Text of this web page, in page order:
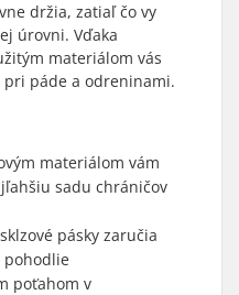
držia, zatiaľ čo vy
úrovni. Vďaka
materiálom vás
páde a odreninami.
materiálom vám
sadu chráničov
pásky zaručia
pohodlie
poťahom v